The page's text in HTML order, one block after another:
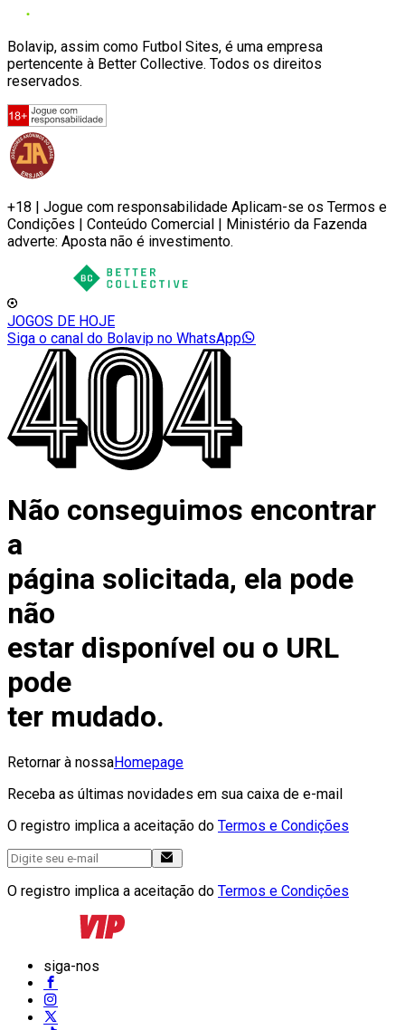
Bolavip, assim como Futbol Sites, é uma empresa
pertencente à Better Collective. Todos os direitos
reservados.
+18 | Jogue com responsabilidade Aplicam-se os Termos e
Condições | Conteúdo Comercial | Ministério da Fazenda
adverte: Aposta não é investimento.
JOGOS DE HOJE
Siga o canal do Bolavip no WhatsApp
Não conseguimos encontrar
a
página solicitada, ela pode
não
estar disponível ou o URL
pode
ter mudado.
Retornar à nossaHomepage
Receba as últimas novidades em sua caixa de e-mail
O registro implica a aceitação do Termos e Condições
O registro implica a aceitação do Termos e Condições
siga-nos